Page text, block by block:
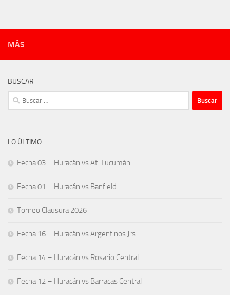
MÁS
BUSCAR
Buscar:
LO ÚLTIMO
Fecha 03 – Huracán vs At. Tucumán
Fecha 01 – Huracán vs Banfield
Torneo Clausura 2026
Fecha 16 – Huracán vs Argentinos Jrs.
Fecha 14 – Huracán vs Rosario Central
Fecha 12 – Huracán vs Barracas Central